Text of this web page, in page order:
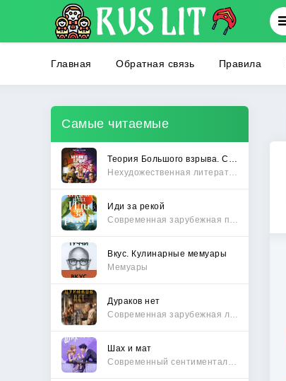
Главная Обратная связь Правила
Самые читаемые
Иди за рекой
Вкус. Кулинарные мемуары
Мемуары
Дураков нет
Шах и мат